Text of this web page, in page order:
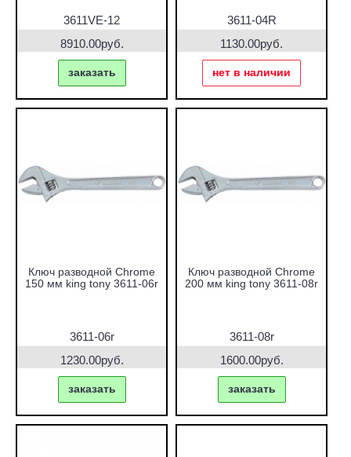
3611VE-12
8910.00руб.
заказать
3611-04R
1130.00руб.
нет в наличии
Ключ разводной Chrome
150 мм king tony 3611-06r
3611-06r
1230.00руб.
заказать
Ключ разводной Chrome
200 мм king tony 3611-08r
3611-08r
1600.00руб.
заказать